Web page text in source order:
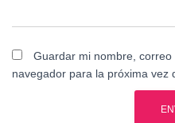
Guardar mi nombre,
navegador para la próxima vez